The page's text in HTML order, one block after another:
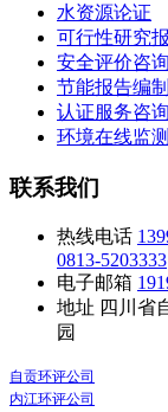
水资源论证
可行性研究
安全评价咨询
节能报告编
认证服务咨询
环境在线监测
联系我们
热线电话
0813-5203333
电子邮箱
地址 四川省
园
自贡环评公司
内江环评公司